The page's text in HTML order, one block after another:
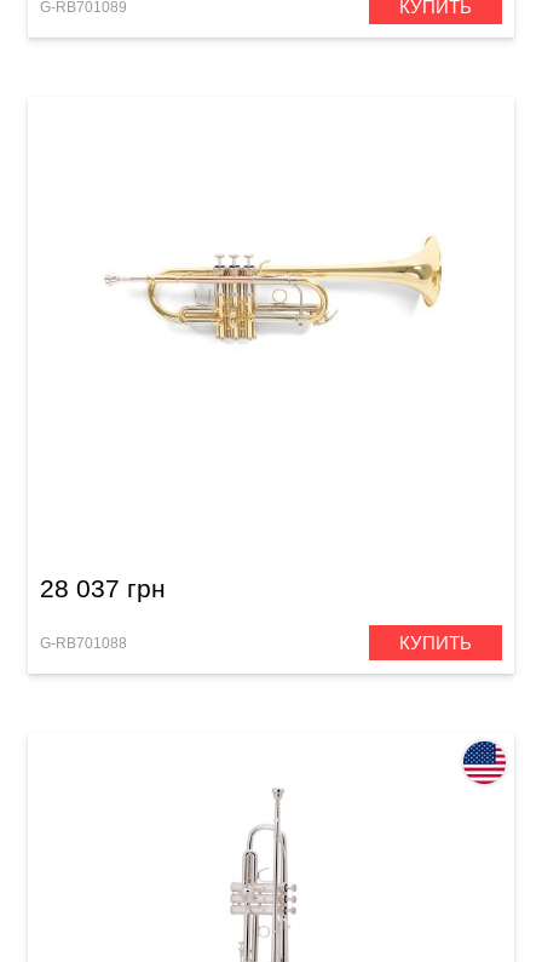
G-RB701089 КУПИТЬ
28 037 грн
G-RB701088 КУПИТЬ